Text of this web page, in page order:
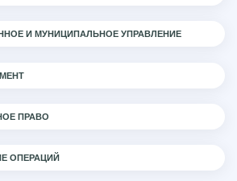
И МУНИЦИПАЛЬНОЕ УПРАВЛЕНИЕ
ПРАВО
ОПЕРАЦИЙ